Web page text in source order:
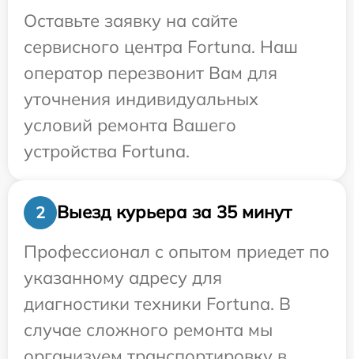
Оставьте заявку на сайте
сервисного центра Fortuna. Наш
оператор перезвонит Вам для
уточнения индивидуальных
условий ремонта Вашего
устройства Fortuna.
2
Выезд курьера за 35 минут
Профессионал с опытом приедет по
указанному адресу для
диагностики техники Fortuna. В
случае сложного ремонта мы